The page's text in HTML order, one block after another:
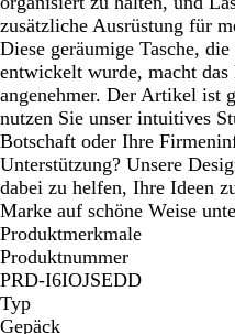
zusätzliche Ausrüstung für
Diese geräumige Tasche,
entwickelt wurde, macht das
angenehmer. Der Artikel ist
nutzen Sie unser intuitives
Botschaft oder Ihre
Unterstützung? Unsere
dabei zu helfen, Ihre Ideen
Marke auf schöne Weise
Produktmerkmale
Produktnummer
PRD-I6IOJSEDD
Typ
Gepäck